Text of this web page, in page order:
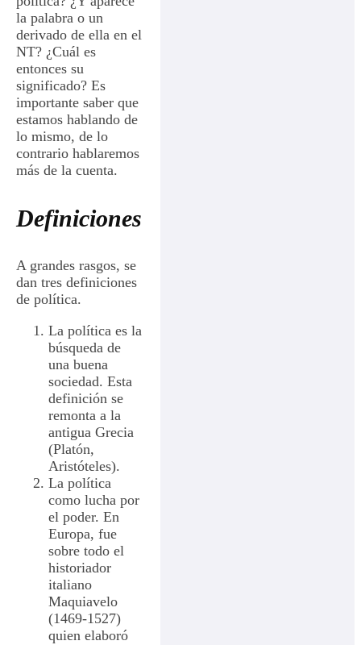
la palabra o un
derivado de ella en el
NT? ¿Cuál es
entonces su
significado? Es
importante saber que
estamos hablando de
lo mismo, de lo
contrario hablaremos
más de la cuenta.
Definiciones
A grandes rasgos, se
dan tres definiciones
de política.
La política es la
búsqueda de
una buena
sociedad. Esta
definición se
remonta a la
antigua Grecia
(Platón,
Aristóteles).
La política
como lucha por
el poder. En
Europa, fue
sobre todo el
historiador
italiano
Maquiavelo
(1469-1527)
quien elaboró